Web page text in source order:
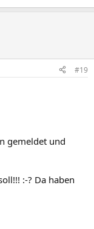
#19
gemeldet und
:-? Da haben